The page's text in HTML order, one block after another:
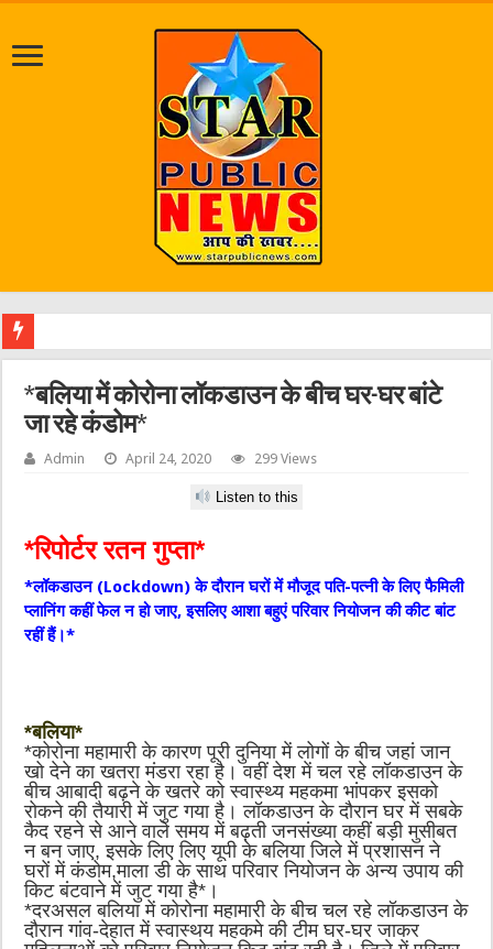
*बलिया में कोरोना लॉकडाउन के बीच घर-घर बांटे
जा रहे कंडोम*
Admin April 24, 2020 299 Views
Listen to this
*रिपोर्टर रतन गुप्ता*
*लॉकडाउन (Lockdown) के दौरान घरों में मौजूद पति-पत्नी के लिए फैमिली
प्लानिंग कहीं फेल न हो जाए, इसलिए आशा बहुएं परिवार नियोजन की कीट बांट
रहीं हैं।*
*बलिया*
*कोरोना महामारी के कारण पूरी दुनिया में लोगों के बीच जहां जान
खो देने का खतरा मंडरा रहा है। वहीं देश में चल रहे लॉकडाउन के
बीच आबादी बढ़ने के खतरे को स्वास्थ्य महकमा भांपकर इसको
रोकने की तैयारी में जुट गया है। लॉकडाउन के दौरान घर में सबके
कैद रहने से आने वाले समय में बढ़ती जनसंख्या कहीं बड़ी मुसीबत
न बन जाए, इसके लिए लिए यूपी के बलिया जिले में प्रशासन ने
घरों में कंडोम,माला डी के साथ परिवार नियोजन के अन्य उपाय की
किट बंटवाने में जुट गया है*।
*दरअसल बलिया में कोरोना महामारी के बीच चल रहे लॉकडाउन के
दौरान गांव-देहात में स्वास्थय महकमे की टीम घर-घर जाकर